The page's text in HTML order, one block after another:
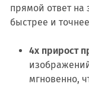
прямой ответ
быстрее и
4x прирост
мгновенно,